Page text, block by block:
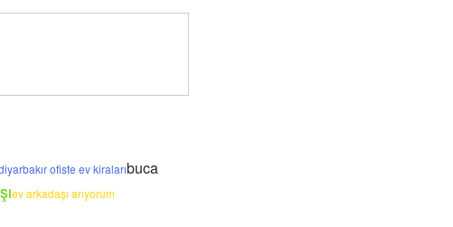
ofiste ev kiralarıbuca
ev arkadaşı arıyorum